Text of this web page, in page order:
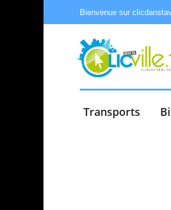
Bienvenue sur
Transports